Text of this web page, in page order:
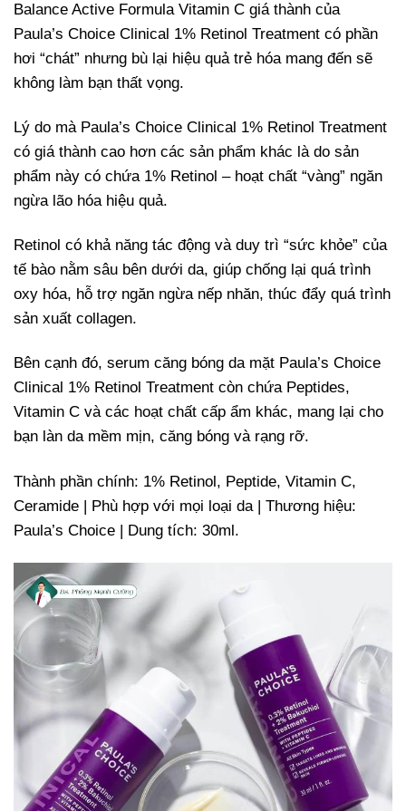
Balance Active Formula Vitamin C giá thành của
Paula’s Choice Clinical 1% Retinol Treatment có phần
hơi “chát” nhưng bù lại hiệu quả trẻ hóa mang đến sẽ
không làm bạn thất vọng.
Lý do mà Paula’s Choice Clinical 1% Retinol Treatment
có giá thành cao hơn các sản phẩm khác là do sản
phẩm này có chứa 1% Retinol – hoạt chất “vàng” ngăn
ngừa lão hóa hiệu quả.
Retinol có khả năng tác động và duy trì “sức khỏe” của
tế bào nằm sâu bên dưới da, giúp chống lại quá trình
oxy hóa, hỗ trợ ngăn ngừa nếp nhăn, thúc đẩy quá trình
sản xuất collagen.
Bên cạnh đó, serum căng bóng da mặt Paula’s Choice
Clinical 1% Retinol Treatment còn chứa Peptides,
Vitamin C và các hoạt chất cấp ẩm khác, mang lại cho
bạn làn da mềm mịn, căng bóng và rạng rỡ.
Thành phần chính: 1% Retinol, Peptide, Vitamin C,
Ceramide | Phù hợp với mọi loại da | Thương hiệu:
Paula’s Choice | Dung tích: 30ml.